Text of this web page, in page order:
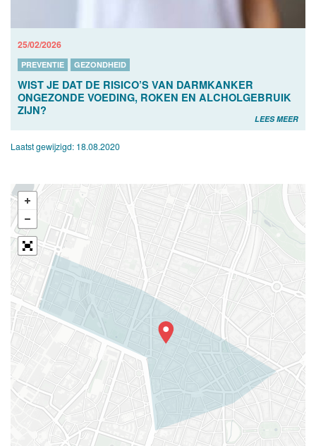
25/02/2026
PREVENTIE GEZONDHEID
WIST JE DAT DE RISICO’S VAN DARMKANKER
ONGEZONDE VOEDING, ROKEN EN ALCHOLGEBRUIK
ZIJN?
LEES MEER
Laatst gewijzigd: 18.08.2020